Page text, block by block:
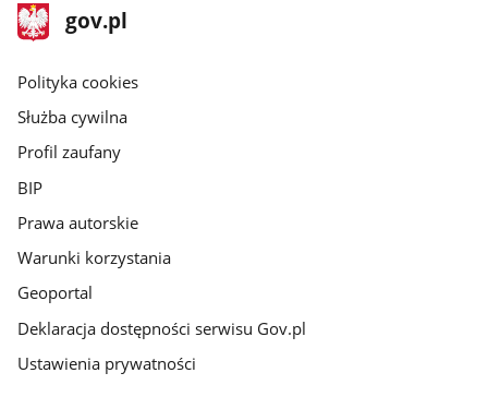
stopka
gov.pl
Strona
gov.pl
gov.pl
Polityka cookies
Służba cywilna
Profil zaufany
BIP
Prawa autorskie
Warunki korzystania
Geoportal
Deklaracja dostępności serwisu Gov.pl
Ustawienia prywatności